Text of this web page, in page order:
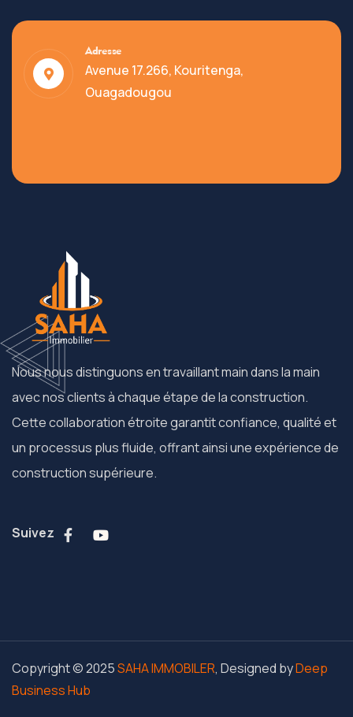
Adresse
Avenue 17.266, Kouritenga,
Ouagadougou
Nous nous distinguons en travaillant main dans la main
avec nos clients à chaque étape de la construction.
Cette collaboration étroite garantit confiance, qualité et
un processus plus fluide, offrant ainsi une expérience de
construction supérieure.
Suivez
Copyright © 2025SAHA IMMOBILER, Designed byDeep
Business Hub